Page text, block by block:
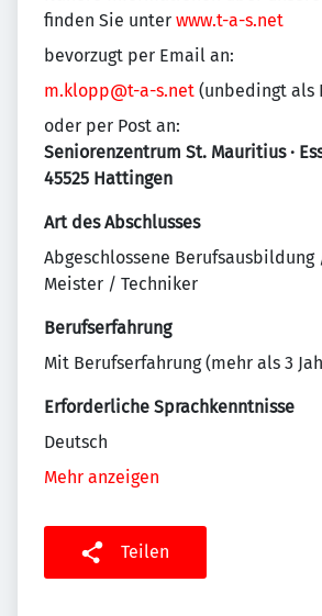
finden Sie unter www.t-a-s.net
bevorzugt per Email an:
m.klopp@t-a-s.net (unbedingt als
oder per Post an:
Seniorenzentrum St. Mauritius ·
45525 Hattingen
Art des Abschlusses
Abgeschlossene Berufsausbildung
Meister / Techniker
Berufserfahrung
Mit Berufserfahrung (mehr als 3
Erforderliche Sprachkenntnisse
Deutsch
Mehr anzeigen
Teilen